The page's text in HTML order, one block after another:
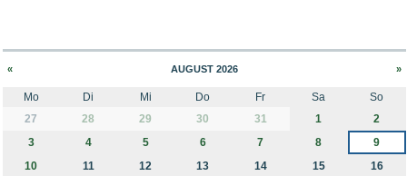
« AUGUST 2026 »
month-8
Mo Di Mi Do Fr Sa
So
27
28 29 30 31 1
2
3
4 5 6 7 8
9
10
11 12 13 14 15
16